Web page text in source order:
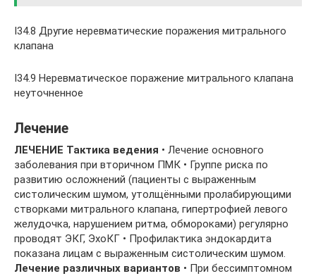
I34.8 Другие неревматические поражения митрального
клапана
I34.9 Неревматическое поражение митрального клапана
неуточненное
Лечение
ЛЕЧЕНИЕ Тактика ведения • Лечение основного
заболевания при вторичном ПМК • Группе риска по
развитию осложнений (пациенты с выраженным
систолическим шумом, утолщёнными пролабирующими
створками митрального клапана, гипертрофией левого
желудочка, нарушением ритма, обмороками) регулярно
проводят ЭКГ, ЭхоКГ • Профилактика эндокардита
показана лицам с выраженным систолическим шумом.
Лечение различных вариантов • При бессимптомном